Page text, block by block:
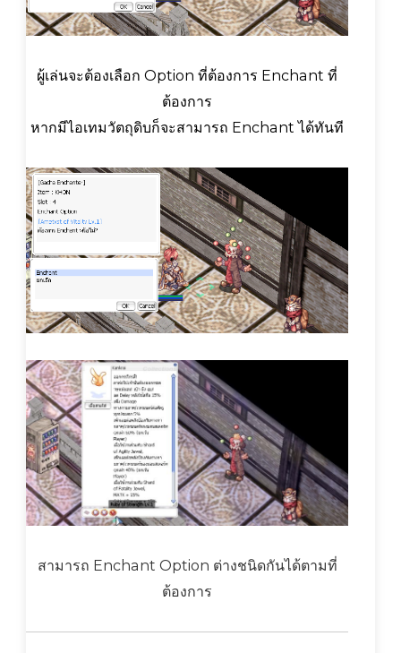
ผู้เล่นจะต้องเลือก Option ที่ต้องการ Enchant ที่
ต้องการ
หากมีไอเทมวัตถุดิบก็จะสามารถ Enchant ได้ทันที
สามารถ Enchant Option ต่างชนิดกันได้ตามที่
ต้องการ